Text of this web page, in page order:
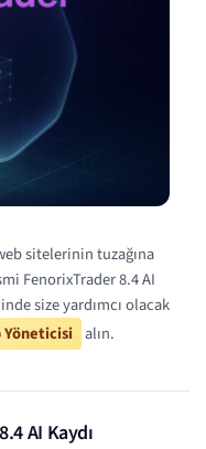
sitelerinin tuzağına
FenorixTrader 8.4 AI
size yardımcı olacak
Yöneticisi alın.
AI Kaydı